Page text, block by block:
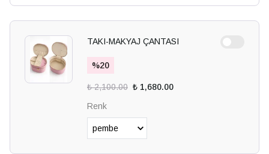
TAKI-MAKYAJ ÇANTASI
%20
₺ 2,100.00 ₺ 1,680.00
Renk